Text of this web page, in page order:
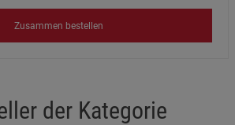
Zusammen bestellen
der Kategorie